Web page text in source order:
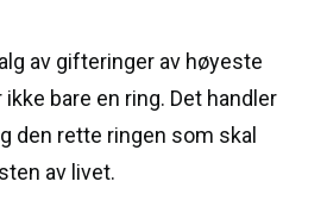
av gifteringer av høyeste
ikke bare en ring. Det handler
den rette ringen som skal
av livet.